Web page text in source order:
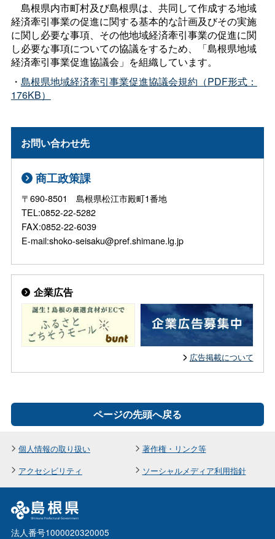
島根県内市町村及び島根県は、共同して作成する地域
経済牽引事業の促進に関する基本的な計画及びその実施
に関し必要な事項、その他地域経済牽引事業の促進に関
し必要な事項についての協議をするため、「島根県地域
経済牽引事業促進協議会」を組織しています。
・ 島根県地域経済牽引事業促進協議会規約（PDF形式：
176KB）
お問い合わせ先
商工政策課
〒690-8501 島根県松江市殿町1番地
TEL:0852-22-5282
FAX:0852-22-6039
E-mail:shoko-seisaku@pref.shimane.lg.jp
企業広告
広告掲載について
ページの先頭へ戻る
個人情報の取り扱い
著作権・リンク等
アクセシビリティ
ソーシャルメディア利用指針
法人番号1000020320005